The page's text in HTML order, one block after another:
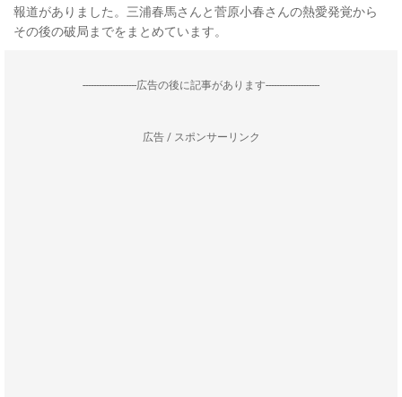
報道がありました。三浦春馬さんと菅原小春さんの熱愛発覚から
その後の破局までをまとめています。
--------------------広告の後に記事があります--------------------
広告 / スポンサーリンク